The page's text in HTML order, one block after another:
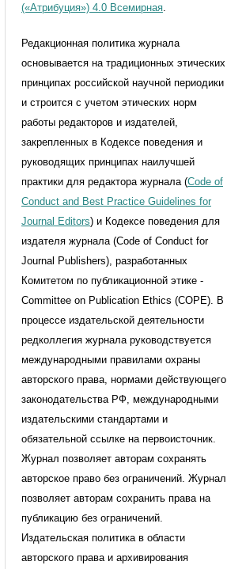
(«Атрибуция») 4.0 Всемирная
Редакционная политика журнала
основывается на традиционных этических
принципах российской научной периодики
и строится с учетом этических норм
работы редакторов и издателей,
закрепленных в Кодексе поведения и
руководящих принципах наилучшей
практики для редактора журнала (Code of
Conduct and Best Practice Guidelines for
Journal Editors) и Кодексе поведения для
издателя журнала (Code of Conduct for
Journal Publishers), разработанных
Комитетом по публикационной этике -
Committee on Publication Ethics (COPE). В
процессе издательской деятельности
редколлегия журнала руководствуется
международными правилами охраны
авторского права, нормами действующего
законодательства РФ, международными
издательскими стандартами и
обязательной ссылке на первоисточник.
Журнал позволяет авторам сохранять
авторское право без ограничений. Журнал
позволяет авторам сохранить права на
публикацию без ограничений.
Издательская политика в области
авторского права и архивирования